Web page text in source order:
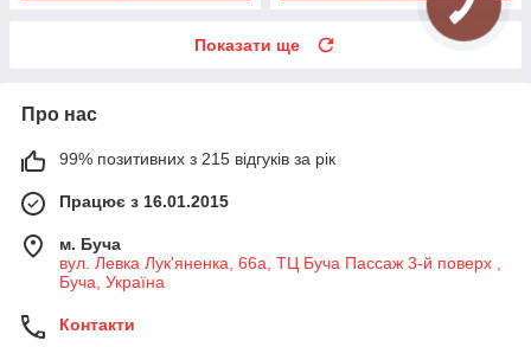
Показати ще
Про нас
99% позитивних з 215 відгуків за рік
Працює з 16.01.2015
м. Буча
вул. Левка Лук'яненка, 66а, ТЦ Буча Пассаж 3-й поверх ,
Буча, Україна
Контакти